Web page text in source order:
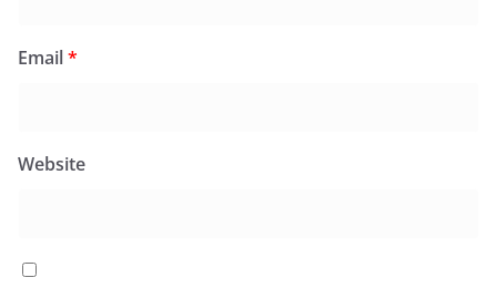
Email*
Website